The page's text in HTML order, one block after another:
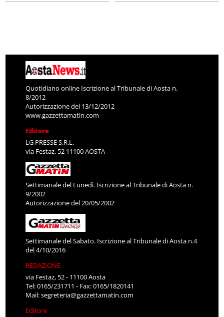
Quotidiano online Iscrizione al Tribunale di Aosta n.
8/2012
Autorizzazione del 13/12/2012
www.gazzettamatin.com
Editore
LG PRESSE S.R.L.
via Festaz, 52 11100 AOSTA
Settimanale del Lunedì. Iscrizione al Tribunale di Aosta n.
9/2002
Autorizzazione del 20/05/2002
Settimanale del Sabato. Iscrizione al Tribunale di Aosta n.4
del 4/10/2016
REDAZIONE
via Festaz, 52 - 11100 Aosta
Tel: 0165/231711 - Fax: 0165/1820141
Mail:segreteria@gazzettamatin.com
Editore